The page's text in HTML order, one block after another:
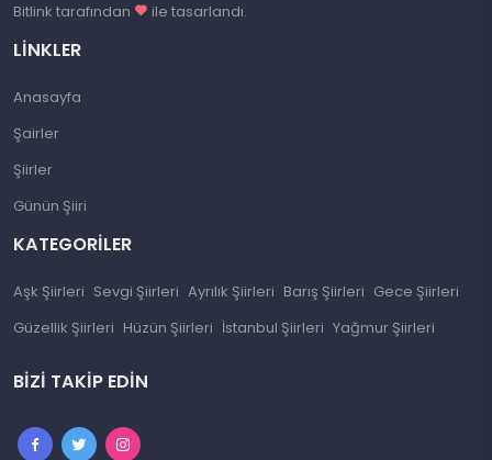
Bitlink tarafından
ile tasarlandı.
LINKLER
Anasayfa
Şairler
Şiirler
Günün Şiiri
KATEGORILER
Aşk Şiirleri Sevgi Şiirleri Ayrılık Şiirleri Barış Şiirleri Gece Şiirleri
Güzellik Şiirleri Hüzün Şiirleri İstanbul Şiirleri Yağmur Şiirleri
BIZI TAKIP EDIN